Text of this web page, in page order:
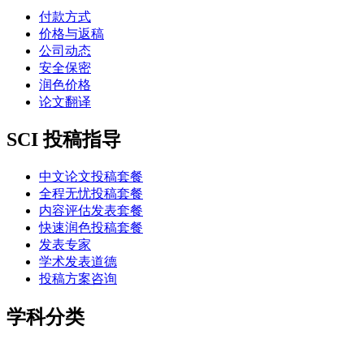
付款方式
价格与返稿
公司动态
安全保密
润色价格
论文翻译
SCI 投稿指导
中文论文投稿套餐
全程无忧投稿套餐
内容评估发表套餐
快速润色投稿套餐
发表专家
学术发表道德
投稿方案咨询
学科分类